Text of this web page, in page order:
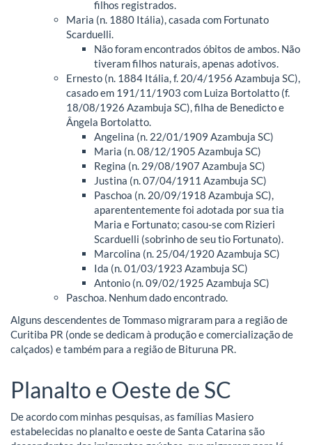
filhos registrados.
Maria (n. 1880 Itália), casada com Fortunato
Scarduelli.
Não foram encontrados óbitos de ambos. Não
tiveram filhos naturais, apenas adotivos.
Ernesto (n. 1884 Itália, f. 20/4/1956 Azambuja SC),
casado em 191/11/1903 com Luiza Bortolatto (f.
18/08/1926 Azambuja SC), filha de Benedicto e
Ângela Bortolatto.
Angelina (n. 22/01/1909 Azambuja SC)
Maria (n. 08/12/1905 Azambuja SC)
Regina (n. 29/08/1907 Azambuja SC)
Justina (n. 07/04/1911 Azambuja SC)
Paschoa (n. 20/09/1918 Azambuja SC),
aparententemente foi adotada por sua tia
Maria e Fortunato; casou-se com Rizieri
Scarduelli (sobrinho de seu tio Fortunato).
Marcolina (n. 25/04/1920 Azambuja SC)
Ida (n. 01/03/1923 Azambuja SC)
Antonio (n. 09/02/1925 Azambuja SC)
Paschoa. Nenhum dado encontrado.
Alguns descendentes de Tommaso migraram para a região de
Curitiba PR (onde se dedicam à produção e comercialização de
calçados) e também para a região de Bituruna PR.
Planalto e Oeste de SC
De acordo com minhas pesquisas, as famílias Masiero
estabelecidas no planalto e oeste de Santa Catarina são